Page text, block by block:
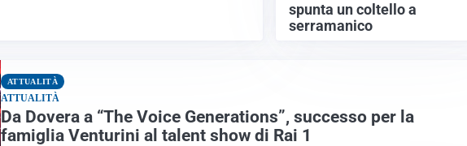
spunta un coltello a
serramanico
ATTUALITÀ
ATTUALITÀ
Da Dovera a “The Voice Generations”, successo per la
famiglia Venturini al talent show di Rai 1